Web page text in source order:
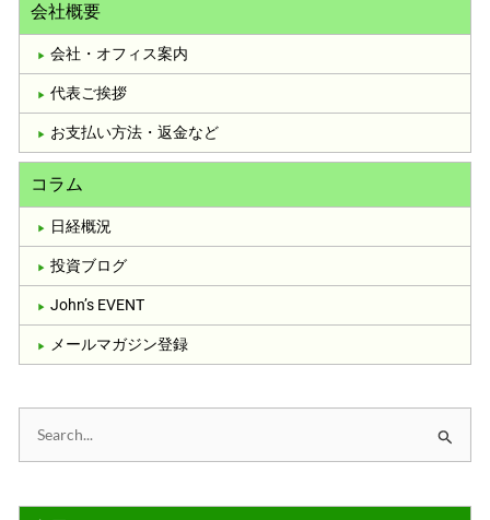
会社概要
会社・オフィス案内
代表ご挨拶
お支払い方法・返金など
コラム
日経概況
投資ブログ
John’s EVENT
メールマガジン登録